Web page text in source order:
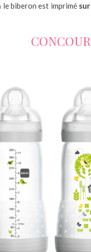
le biberon est imprimé